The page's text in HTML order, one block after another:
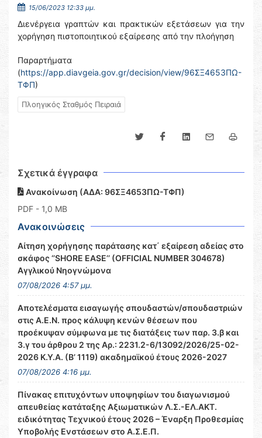
15/06/2023 12:33 μμ.
Διενέργεια γραπτών και πρακτικών εξετάσεων για την
χορήγηση πιστοποιητικού εξαίρεσης από την πλοήγηση
Παραρτήματα
(https://app.diavgeia.gov.gr/decision/view/96ΣΞ4653ΠΩ-
ΤΦΠ)
Πλοηγικός Σταθμός Πειραιά
Σχετικά έγγραφα
Ανακοίνωση (ΑΔΑ: 96ΣΞ4653ΠΩ-ΤΦΠ)
PDF - 1,0 MB
Ανακοινώσεις
Αίτηση χορήγησης παράτασης κατ΄ εξαίρεση αδείας στο
σκάφος ‘’SHORE EASE’’ (OFFICIAL NUMBER 304678)
Αγγλικού Νηογνώμονα
07/08/2026 4:57 μμ.
Αποτελέσματα εισαγωγής σπουδαστών/σπουδαστριών
στις Α.Ε.Ν. προς κάλυψη κενών θέσεων που
προέκυψαν σύμφωνα με τις διατάξεις των παρ. 3.β και
3.γ του άρθρου 2 της Αρ.: 2231.2-6/13092/2026/25-02-
2026 Κ.Υ.Α. (Β’ 1119) ακαδημαϊκού έτους 2026-2027
07/08/2026 4:16 μμ.
Πίνακας επιτυχόντων υποψηφίων του διαγωνισμού
απευθείας κατάταξης Αξιωματικών Λ.Σ.-ΕΛ.ΑΚΤ.
ειδικότητας Τεχνικού έτους 2026 – Έναρξη Προθεσμίας
Υποβολής Ενστάσεων στο Α.Σ.Ε.Π.